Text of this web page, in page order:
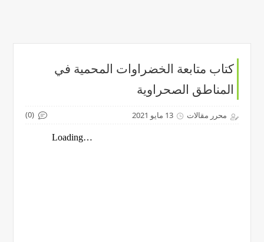
كتاب متابعة الخضراوات المحمية في
المناطق الصحراوية
محرر مقالات 13 مايو 2021 (0)